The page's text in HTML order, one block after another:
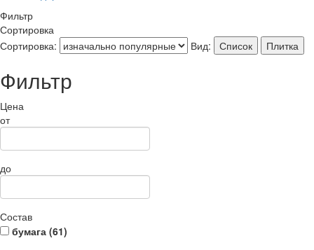
Фильтр
Сортировка
Сортировка:
Вид: Список Плитка
Фильтр
Цена
от
до
Состав
бумага (61)